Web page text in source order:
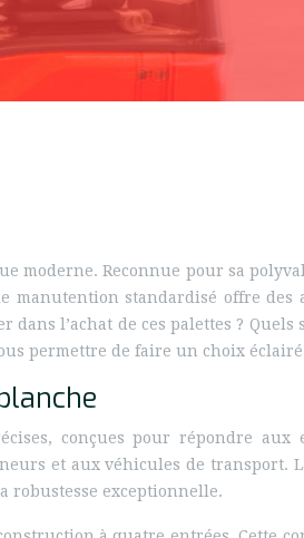
moderne. Reconnue pour sa
standardisé offre des
l’achat de ces palettes ?
permettre de faire un choix
conçues pour répondre
et aux véhicules de transport.
robustesse exceptionnelle.